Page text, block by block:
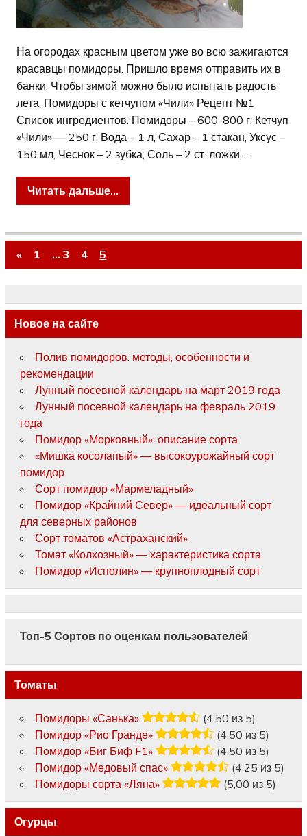
На огородах красным цветом уже во всю зажигаются
красавцы помидоры. Пришло время отправить их в
банки. Чтобы зимой можно было испытать радость
лета. Помидоры с кетчупом «Чили» Рецепт №1
Список ингредиентов: Помидоры – 600-800 г; Кетчуп
«Чили» — 250 г; Вода – 1 л; Сахар – 1 стакан; Уксус –
150 мл; Чеснок – 2 зубка; Соль – 2 ст. ложки;…
Читать дальше...
« 1 … 3 4 5
Новое на сайте
Полив помидоров: методы, особенности и
рекомендации
Лунный посевной календарь на март 2019 года
Лунный посевной календарь на февраль 2019
года
Помидор «Морковный»: описание сорта
«Мишка косолапый» — высокоурожайный сорт
помидор
Сорт помидор «Мармеладный»
Помидор «Крайний Север» — идеальный сорт
для северных районов
Сорт томатов «Астраханский»
Томат «Колхозный» — характеристика сорта
Помидор «Исполин» — крупноплодный сорт
Топ-5 Сортов по оценкам пользователей
Томаты
Помидоры «Санька»
(4,50 из 5)
Помидор «Рио Гранде»
(4,50 из 5)
Помидор «Биг Биф F1»
(4,50 из 5)
Помидор «Медовый спас»
(4,25 из 5)
Помидоры сорта «Ляна»
(5,00 из 5)
Огурцы